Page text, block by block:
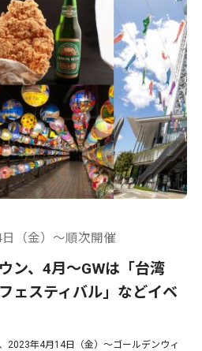
（金）〜順次開催
ン、4月〜GWは「台湾
ェスティバル」などイベ
2023年4月14日（金）〜ゴールデンウィ